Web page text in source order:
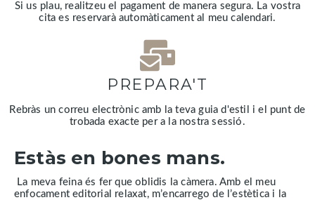
Si us plau, realitzeu el pagament de manera segura. La vostra
cita es reservarà automàticament al meu calendari.
PREPARA'T
Rebràs un correu electrònic amb la teva guia d'estil i el punt de
trobada exacte per a la nostra sessió.
Estàs en bones mans.
La meva feina és fer que oblidis la càmera. Amb el meu
enfocament editorial relaxat, m’encarrego de l’estètica i la